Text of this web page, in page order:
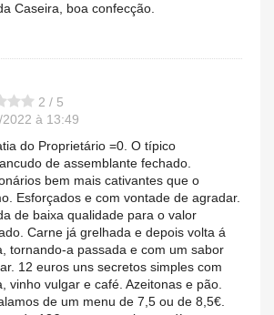
Caseira, boa confecção.
2 / 5
2022 à 13:49
do Proprietário =0. O típico
de assemblante fechado.
bem mais cativantes que o
Esforçados e com vontade de agradar.
de baixa qualidade para o valor
Carne já grelhada e depois volta á
tornando-a passada e com um sabor
12 euros uns secretos simples com
vinho vulgar e café. Azeitonas e pão.
de um menu de 7,5 ou de 8,5€.